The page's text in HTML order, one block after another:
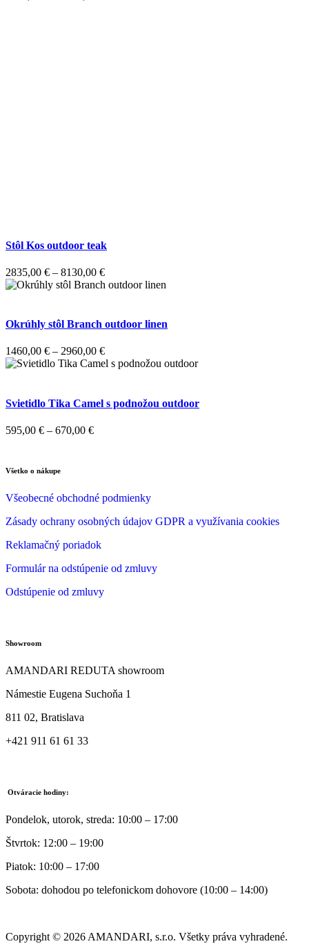
Stôl Kos outdoor teak
2835,00 € – 8130,00 €
Okrúhly stôl Branch outdoor linen
1460,00 € – 2960,00 €
Svietidlo Tika Camel s podnožou outdoor
595,00 € – 670,00 €
Všetko o nákupe
Všeobecné obchodné podmienky
Zásady ochrany osobných údajov GDPR a využívania cookies
Reklamačný poriadok
Formulár na odstúpenie od zmluvy
Odstúpenie od zmluvy
Showroom
AMANDARI REDUTA showroom
Námestie Eugena Suchoňa 1
811 02, Bratislava
+421 911 61 61 33
Otváracie hodiny:
Pondelok, utorok, streda: 10:00 – 17:00
Štvrtok: 12:00 – 19:00
Piatok: 10:00 – 17:00
Sobota: dohodou po telefonickom dohovore (10:00 – 14:00)
Copyright © 2026 AMANDARI, s.r.o. Všetky práva vyhradené.